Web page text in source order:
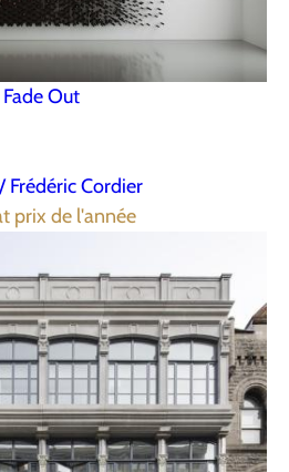
Fade Out
Frédéric Cordier
prix de l'année